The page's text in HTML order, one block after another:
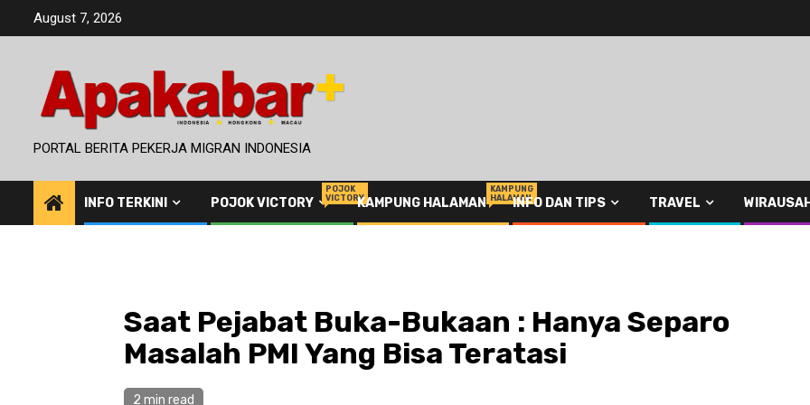
August 7, 2026
PORTAL BERITA PEKERJA MIGRAN INDONESIA
INFO TERKINI POJOK VICTORY
POJOK
VICTORYKAMPUNG HALAMAN
KAMPUNG
HALAMANINFO DAN TIPS TRAVEL
Saat Pejabat Buka-Bukaan : Hanya Separo
Masalah PMI Yang Bisa Teratasi
2 min read